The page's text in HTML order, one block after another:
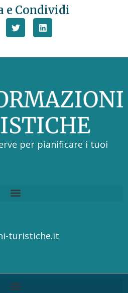
e Condividi
per pianificare i tuoi
turistiche.it